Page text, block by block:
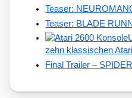
Teaser:
Teaser: BLADE
zehn klassischen
Final Trailer –